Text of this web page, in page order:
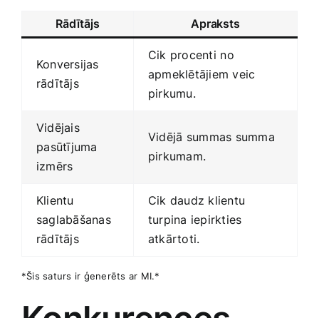
Rādītājs Apraksts
Konversijas
rādītājs
Cik procenti⁣ no
apmeklētājiem veic
pirkumu.
Vidējais
⁣pasūtījuma
izmērs
Vidējā ⁣summas ​summa
pirkumam.
Klientu‌
saglabāšanas
rādītājs
Cik‍ daudz klientu ​
turpina ‌iepirkties
atkārtoti.
*Šis saturs ir ģenerēts ar ⁣MI.*